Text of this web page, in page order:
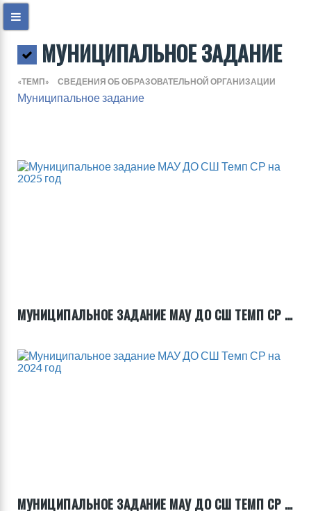
МУНИЦИПАЛЬНОЕ ЗАДАНИЕ
«ТЕМП» СВЕДЕНИЯ ОБ ОБРАЗОВАТЕЛЬНОЙ ОРГАНИЗАЦИИ
Муниципальное задание
МУНИЦИПАЛЬНОЕ ЗАДАНИЕ МАУ ДО СШ ТЕМП СР НА 2025 ГОД
МУНИЦИПАЛЬНОЕ ЗАДАНИЕ МАУ ДО СШ ТЕМП СР НА 2024 ГОД